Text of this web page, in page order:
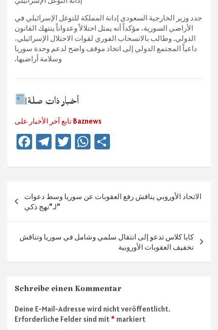
جدد وزير الخارجية السعودي إدانة المملكة للتوغل الإسرائيلي في
الأراضي السورية، مؤكداً أنه يمثل احتلالاً وعدواناً ينتهك القانون
الدولي. وطالب بالانسحاب الفوري لقوات الاحتلال الإسرائيلي،
داعياً المجتمع الدولي إلى اتخاذ موقف واضح لدعم وحدة سوريا
وسلامة أراضيها.
أخبار ذات صلة
تابع آخر الأخبار على Baznews
Fa
b
o
ok
Te
gr
m
T
tt
W
at
sA
p
p
n
الاتحاد الأوروبي يناقش رفع العقوبات عن سوريا وسط دعوات
لـ”نهج ذكي”
كايا كلاس تدعو إلى انتقال سلمي وشامل في سوريا وتناقش
تخفيف العقوبات الأوروبية
Schreibe einen Kommentar
Deine E-Mail-Adresse wird nicht veröffentlicht.
Erforderliche Felder sind mit* markiert